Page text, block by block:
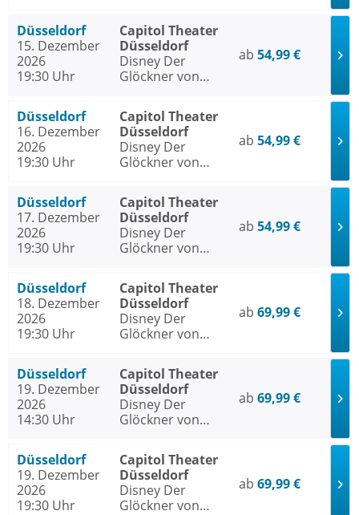
Düsseldorf
15. Dezember
2026
19:30 Uhr
Capitol Theater
Düsseldorf
Disney Der
Glöckner von
ab 54,99 €
Düsseldorf
16. Dezember
2026
19:30 Uhr
Capitol Theater
Düsseldorf
Disney Der
Glöckner von
ab 54,99 €
Düsseldorf
17. Dezember
2026
19:30 Uhr
Capitol Theater
Düsseldorf
Disney Der
Glöckner von
ab 54,99 €
Düsseldorf
18. Dezember
2026
19:30 Uhr
Capitol Theater
Düsseldorf
Disney Der
Glöckner von
ab 69,99 €
Düsseldorf
19. Dezember
2026
14:30 Uhr
Capitol Theater
Düsseldorf
Disney Der
Glöckner von
ab 69,99 €
Düsseldorf
19. Dezember
2026
19:30 Uhr
Capitol Theater
Düsseldorf
Disney Der
Glöckner von
ab 69,99 €